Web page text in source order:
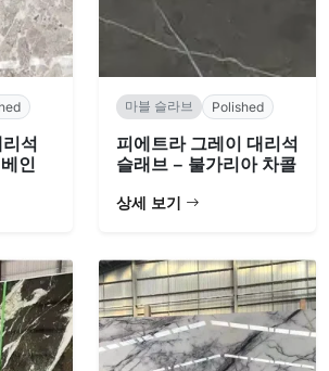
석
인
마블 슬라브 Polished
피에트라 그레이 대리석
슬래브 – 불가리아 차콜
상세 보기